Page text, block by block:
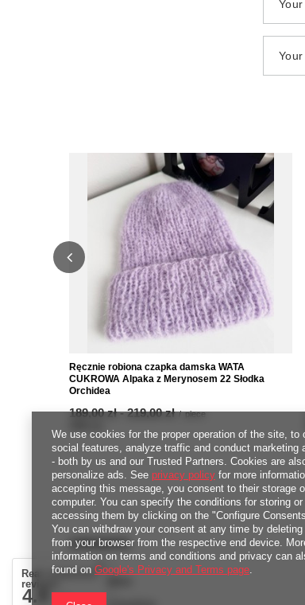
Ręcznie robiona czapka damska WATA
CUKROWA Alpaka z Merynosem 22 Słodka
Orchidea
from
189,00 zł-to
219,00 zł / piece
ORDERS
Order status
Real customers
reviews
4.9
We use cookies for the proper operation of the site, to
social features, analyze traffic and conduct marketing
- both by us and our Trusted Partners. Cookies are
personalize ads. See privacy policy for more
accepting this message, you consent to their storage
computer. You can specify the conditions for storing or
accessing them by clicking on the "Configure
You can withdraw your consent at any time by
from your browser from the respective end device.
information on terms and conditions and privacy can
found on Google's Privacy and Terms page.